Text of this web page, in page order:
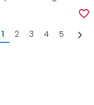
favorite_border
1 2 3 4 5